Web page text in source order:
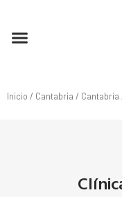
Inicio / Cantabria / Cantabria